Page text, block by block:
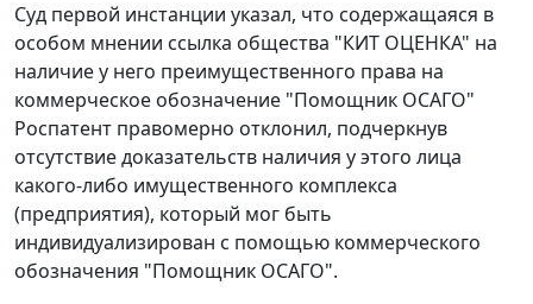
Суд первой инстанции указал, что содержащаяся в
особом мнении ссылка общества "КИТ ОЦЕНКА" на
наличие у него преимущественного права на
коммерческое обозначение "Помощник ОСАГО"
Роспатент правомерно отклонил, подчеркнув
отсутствие доказательств наличия у этого лица
какого-либо имущественного комплекса
(предприятия), который мог быть
индивидуализирован с помощью коммерческого
обозначения "Помощник ОСАГО".